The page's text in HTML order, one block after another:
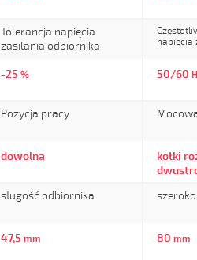
Tolerancja napięcia
zasilania odbiornika
-25 %
napięcia
50/60
Pozycja pracy
dowolna
kołki
sługość odbiornika
47,5 mm 80 mm